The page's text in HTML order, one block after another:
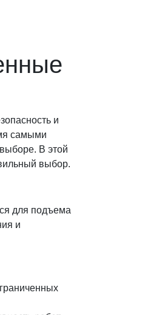
и
самыми
В этой
выбор.
для подъема
и